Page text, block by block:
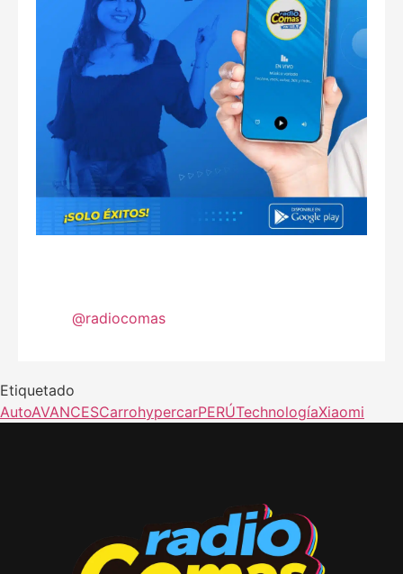
@radiocomas
Etiquetado
AutoAVANCESCarrohypercarPERÚTechnologíaXiaomi